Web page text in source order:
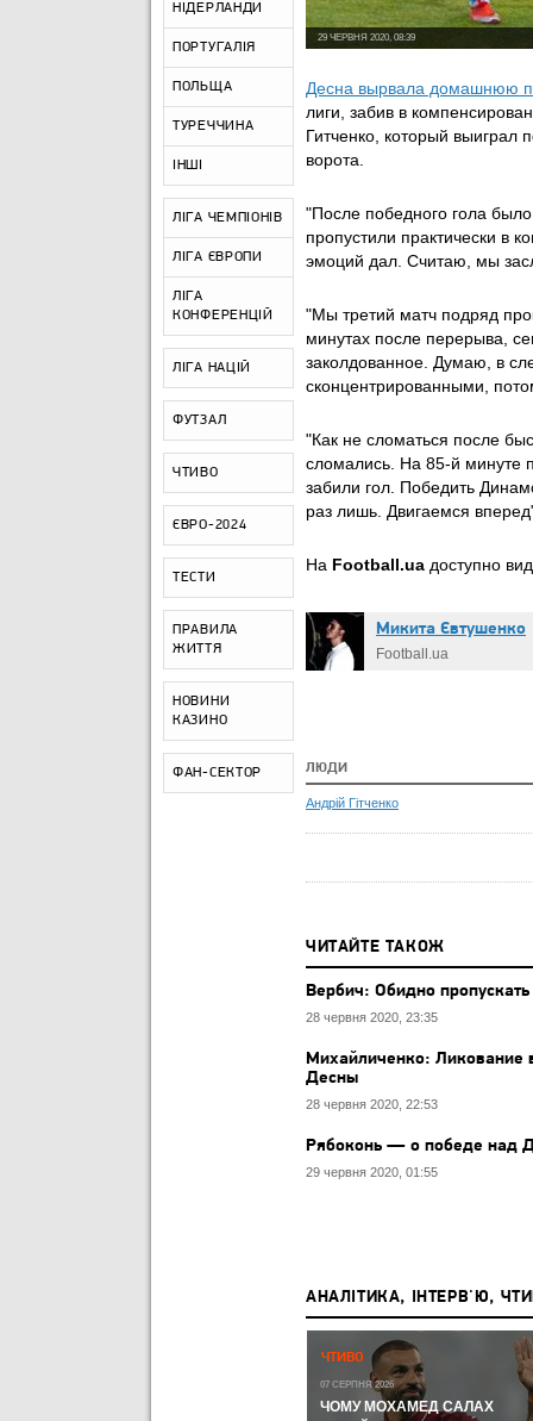
НІДЕРЛАНДИ
ПОРТУГАЛІЯ
ПОЛЬЩА
ТУРЕЧЧИНА
ІНШІ
ЛІГА ЧЕМПІОНІВ
ЛІГА ЄВРОПИ
ЛІГА
КОНФЕРЕНЦІЙ
ЛІГА НАЦІЙ
ФУТЗАЛ
ЧТИВО
ЄВРО-2024
ТЕСТИ
ПРАВИЛА
ЖИТТЯ
НОВИНИ
КАЗИНО
ФАН-СЕКТОР
29 ЧЕРВНЯ 2020, 08:39
Десна вырвала домашнюю
лиги, забив в
Гитченко, который выиграл
ворота.
"После победного гола
пропустили практически в
эмоций дал. Считаю, мы
"Мы третий матч подряд
минутах после перерыва,
заколдованное. Думаю, в
сконцентрированными,
"Как не сломаться после
сломались. На 85-й минуте
забили гол. Победить
раз лишь. Двигаемся
На Football.ua доступно
Микита Євтушенко
Football.ua
ЛЮДИ
Андрій Гітченко
ЧИТАЙТЕ ТАКОЖ
Вербич: Обидно
28 червня 2020, 23:35
Михайличенко: Ликование
Десны
28 червня 2020, 22:53
Рябоконь — о победе над
29 червня 2020, 01:55
АНАЛІТИКА, ІНТЕРВ'Ю,
ЧТИВО
07 СЕРПНЯ 2026
ЧОМУ МОХАМЕД САЛАХ